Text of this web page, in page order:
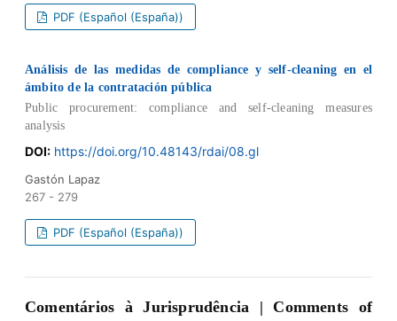
PDF (Español (España))
Análisis de las medidas de compliance y self-cleaning en el
ámbito de la contratación pública
Public procurement: compliance and self-cleaning measures
analysis
DOI: https://doi.org/10.48143/rdai/08.gl
Gastón Lapaz
267 - 279
PDF (Español (España))
Comentários à Jurisprudência | Comments of